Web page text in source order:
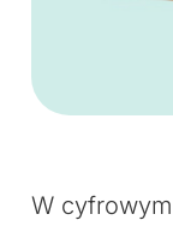
W